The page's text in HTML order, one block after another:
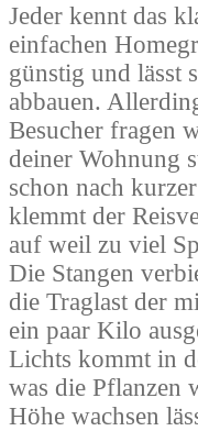
Jeder kennt das
einfachen
günstig und lässt
abbauen.
Besucher fragen
deiner Wohnung
schon nach
klemmt der
auf weil zu viel
Die Stangen
die Traglast der
ein paar Kilo
Lichts kommt in
was die Pflanzen
Höhe wachsen